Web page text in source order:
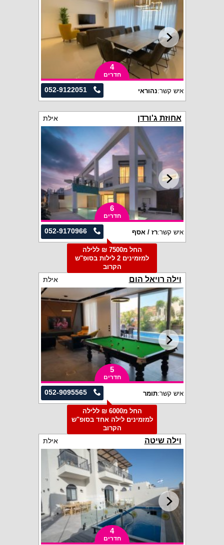
4
חדרים
052-9122051 איש קשר:נהוראי
אחוזת ג'ורדן אילת
6
חדרים
052-9170966 איש קשר:רז / אסף
החל מ7500 ₪ ללילה
למזמינים 2 לילות בסופ"ש
הקרוב
וילה רויאל הום אילת
5
חדרים
052-9095565 איש קשר:תומר
החל מ6000 ₪ ללילה
למזמינים לילה אחד בסופ"ש
הקרוב
וילה שיטה אילת
4
חדרים